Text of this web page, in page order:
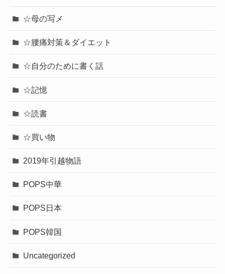
☆母の写メ
☆腰痛対策＆ダイエット
☆自分のために書く話
☆記憶
☆読書
☆買い物
2019年引越物語
POPS中華
POPS日本
POPS韓国
Uncategorized